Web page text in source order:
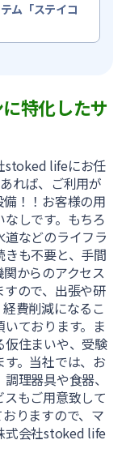
ム「ステイコ
特化したサ
stoked lifeにお任
れば、ご利用が
！！お客様の用
しです。もちろ
などのライフラ
も不要と、手間
からのアクセス
ので、出張や研
費削減になるこ
ております。ま
仮住まいや、受験
。当社では、お
理器具や食器、
もご用意致して
りますので、マ
式会社stoked life